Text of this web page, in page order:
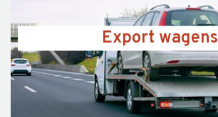
Export wagens